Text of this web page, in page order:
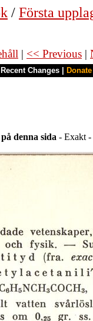
/ Första
| << Previous |
Recent Changes Donate
denna sida - Exakt -